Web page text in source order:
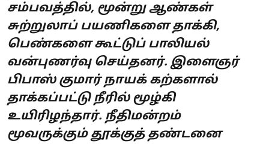
சம்பவத்தில், மூன்று ஆண்கள்
சுற்றுலாப் பயணிகளை தாக்கி,
பெண்களை கூட்டுப் பாலியல்
வன்புணர்வு செய்தனர். இளைஞர்
பிபாஸ் குமார் நாயக் கற்களால்
தாக்கப்பட்டு நீரில் மூழ்கி
உயிரிழந்தார். நீதிமன்றம்
மூவருக்கும் தூக்குத் தண்டனை